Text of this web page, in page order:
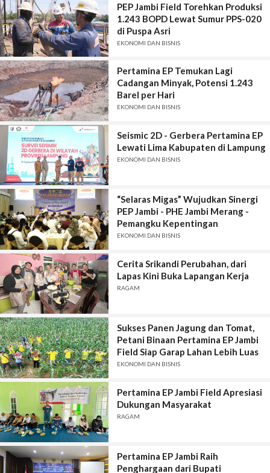
PEP Jambi Field Torehkan Produksi
1.243 BOPD Lewat Sumur PPS-020
di Puspa Asri
EKONOMI DAN BISNIS
Pertamina EP Temukan Lagi
Cadangan Minyak, Potensi 1.243
Barel per Hari
EKONOMI DAN BISNIS
Seismic 2D - Gerbera Pertamina EP
Lewati Lima Kabupaten di Lampung
EKONOMI DAN BISNIS
“Selaras Migas” Wujudkan Sinergi
PEP Jambi - PHE Jambi Merang -
Pemangku Kepentingan
EKONOMI DAN BISNIS
Cerita Srikandi Perubahan, dari
Lapas Kini Buka Lapangan Kerja
RAGAM
Sukses Panen Jagung dan Tomat,
Petani Binaan Pertamina EP Jambi
Field Siap Garap Lahan Lebih Luas
EKONOMI DAN BISNIS
Pertamina EP Jambi Field Apresiasi
Dukungan Masyarakat
RAGAM
Pertamina EP Jambi Raih
Penghargaan dari Bupati